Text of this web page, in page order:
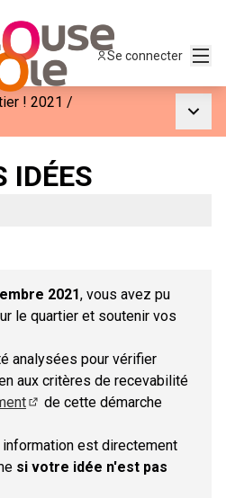
Se connecter
! 2021 /
IDÉES
2021, vous avez pu
le quartier et soutenir vos
analysées pour vérifier
aux critères de recevabilité
de cette démarche
information est directement
si votre idée n'est pas